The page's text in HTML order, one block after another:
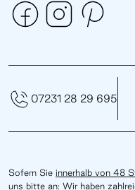
Sofern Sie innerhalb von 48
uns bitte an: Wir haben
07231 28 29 695